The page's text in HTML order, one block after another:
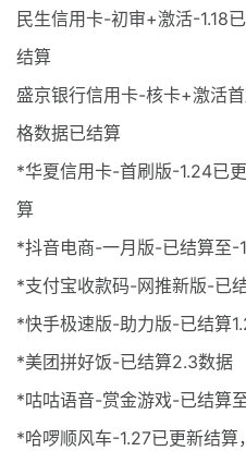
民生信用卡-初审+激活-1.18
结算
盛京银行信用卡-核卡+激活
格数据已结算
*华夏信用卡-首刷版-1.24已
算
*抖音电商-一月版-已结算至-
*支付宝收款码-网推新版-已
*快手极速版-助力版-已结算
*美团拼好饭-已结算2.3数据
*咕咕语音-赏金游戏-已结算
*哈啰顺风车-1.27已更新结